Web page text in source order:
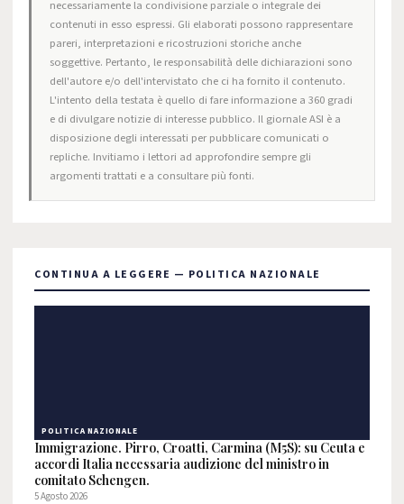
necessariamente la condivisione parziale o integrale dei
contenuti in esso espressi. Gli elaborati possono rappresentare
pareri, interpretazioni e ricostruzioni storiche anche
soggettive. Pertanto, le responsabilità delle dichiarazioni sono
dell'autore e/o dell'intervistato che ci ha fornito il contenuto.
L'intento della testata è quello di fare informazione a 360 gradi
e di divulgare notizie di interesse pubblico. Il giornale ASI è a
disposizione degli interessati per pubblicare comunicati o
repliche. Invitiamo i lettori ad approfondire sempre gli
argomenti trattati e a consultare più fonti.
CONTINUA A LEGGERE — POLITICA NAZIONALE
POLITICA NAZIONALE
Immigrazione. Pirro, Croatti, Carmina (M5S): su Ceuta e
accordi Italia necessaria audizione del ministro in
comitato Schengen.
5 Agosto 2026